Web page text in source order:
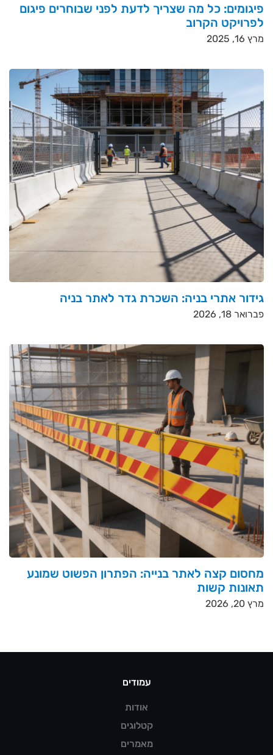
פיגומים: כל מה שצריך לדעת לפני שבוחרים פיגום
לפרויקט הקרוב
מרץ 16, 2025
גידור אתרי בניה: השכרת גדר לאתר בניה
פברואר 18, 2026
מחסום קצה לאתר בנייה: הפתרון הפשוט שמונע
תאונות קשות
מרץ 20, 2026
עמודים
אודות
קטלוגים
מאמרים